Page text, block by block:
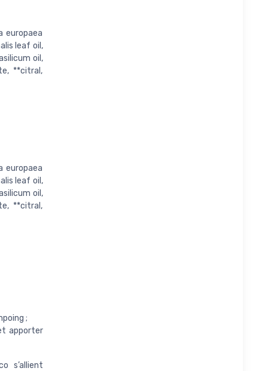
europaea
leaf oil,
oil,
**citral,
europaea
leaf oil,
oil,
**citral,
;
apporter
s’allient